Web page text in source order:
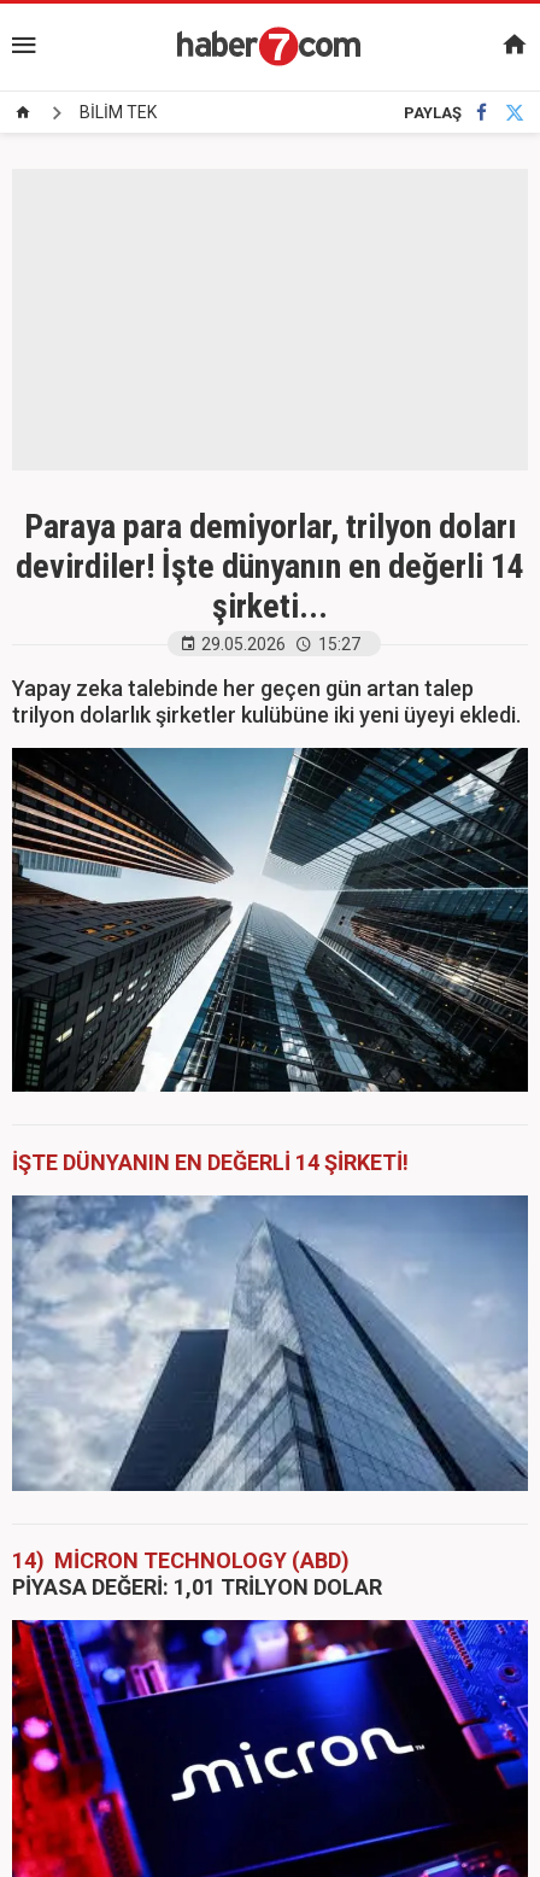
BİLİM TEK PAYLAŞ
Paraya para demiyorlar, trilyon doları
devirdiler! İşte dünyanın en değerli 14
şirketi...
29.05.2026 15:27
Yapay zeka talebinde her geçen gün artan talep
trilyon dolarlık şirketler kulübüne iki yeni üyeyi ekledi.
İŞTE DÜNYANIN EN DEĞERLİ 14 ŞİRKETİ!
14) MİCRON TECHNOLOGY (ABD)
PİYASA DEĞERİ: 1,01 TRİLYON DOLAR